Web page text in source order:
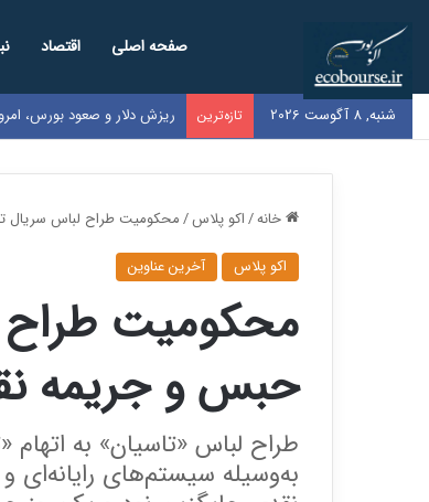
صفحه اصلی اقتصاد
شنبه, 8 آگوست 2026 تازه‌ترین ریزش دلار و صعود بورس،
خانه/اکو پلاس/محکومیت طراح لباس سریال
اکو پلاس آخرین عناوین
محکومیت طراح
حبس و جریمه
طراح لباس «تاسیان» به اتهام
به‌وسیله سیستم‌های رایانه‌ای